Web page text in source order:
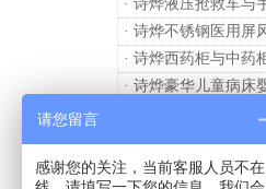
请您留言
感谢您的关注，当前客服人员不在